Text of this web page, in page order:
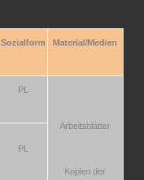
Sozialform Material/Medien
PL
Arbeitsblätter
Kopien der
PL